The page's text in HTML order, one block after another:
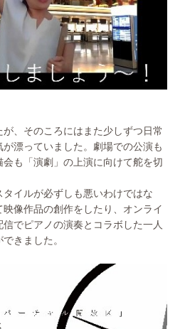
、そのころにはまた少しずつ日常
漂っていました。劇場での公演も
も「演劇」の上演に向けて舵を切
イルが必ずしも悪いわけではな
像作品の創作をしたり、オンライ
でピアノの演奏とコラボした一人
きました。